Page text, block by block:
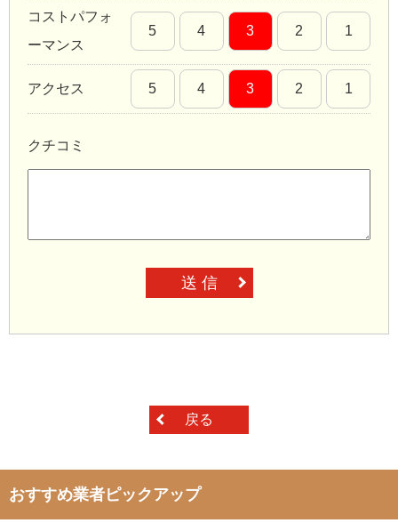
コストパフォ
ーマンス
5 4 3 2 1
アクセス 5 4 3 2 1
クチコミ
送 信
戻る
おすすめ業者ピックアップ